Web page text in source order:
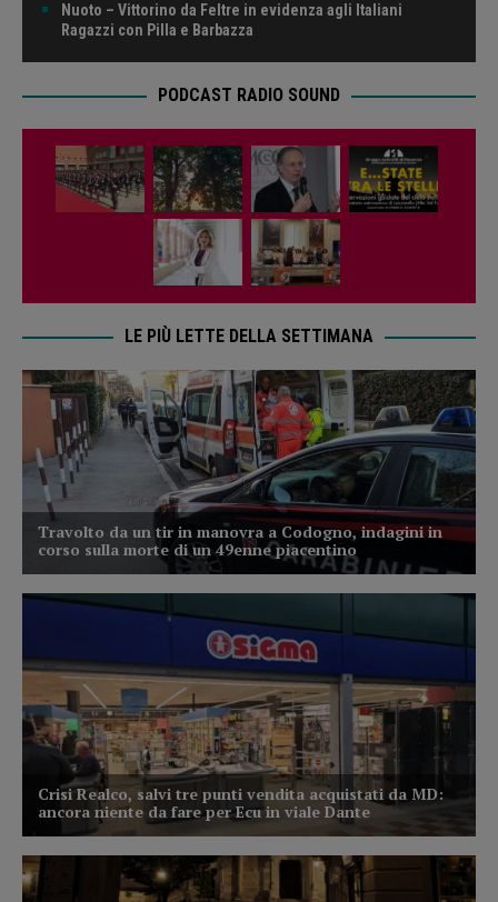
Nuoto – Vittorino da Feltre in evidenza agli Italiani
Ragazzi con Pilla e Barbazza
PODCAST RADIO SOUND
LE PIÙ LETTE DELLA SETTIMANA